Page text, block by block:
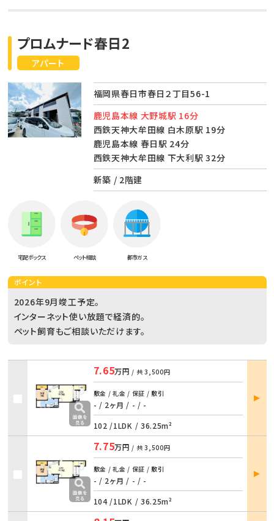
アパート
プロムナード春日2
福岡県春日市春日２丁目56-1
鹿児島本線 大野城駅 16分
西鉄天神大牟田線 白木原駅 19分
鹿児島本線 春日駅 24分
西鉄天神大牟田線 下大利駅 32分
新築 / 2階建
宅配ボックス ペット相談 都市ガス
ポイント
2026年9月竣工予定。
インターネット使い放題で経済的。
ペット飼育もご相談いただけます。
7.65万円 / 共3,500円
敷金 / 礼金 / 保証 / 敷引
- / 2ヶ月 / - / -
102 /1LDK / 36.25m²
部屋
詳細
7.75万円 / 共3,500円
敷金 / 礼金 / 保証 / 敷引
- / 2ヶ月 / - / -
104 /1LDK / 36.25m²
部屋
詳細